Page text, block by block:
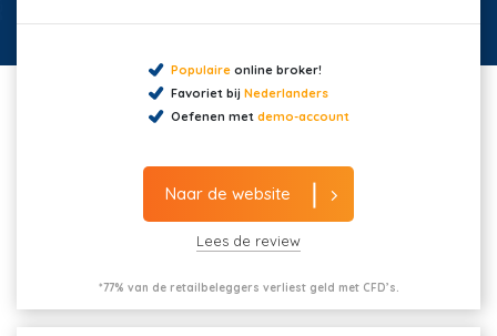
Populaireonline broker!
Favoriet bij Nederlanders
Oefenen met demo-account
Naar de website
Lees de review
*77% van de retailbeleggers verliest geld met CFD’s.